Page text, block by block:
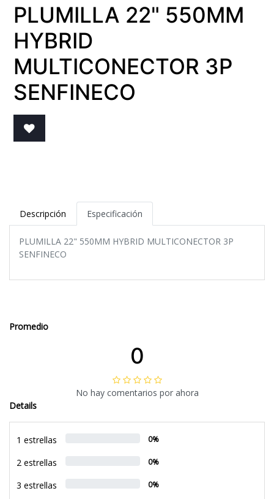
PLUMILLA 22" 550MM
HYBRID
MULTICONECTOR 3P
SENFINECO
Descripción Especificación
PLUMILLA 22" 550MM HYBRID MULTICONECTOR 3P
SENFINECO
Promedio
0
No hay comentarios por ahora
Details
1 estrellas 0%
2 estrellas 0%
3 estrellas 0%